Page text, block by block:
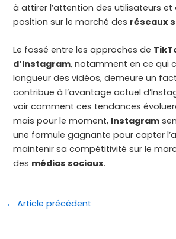
à attirer l’attention des utilisateurs et
position sur le marché des réseaux
Le fossé entre les approches de
d’Instagram, notamment en ce qui
longueur des vidéos, demeure un
contribue à l’avantage actuel
voir comment ces tendances
mais pour le moment, Instagram
une formule gagnante pour capter
maintenir sa compétitivité sur le
des médias sociaux.
← Article précédent